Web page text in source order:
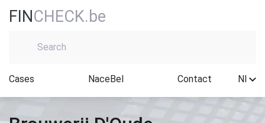
FINCHECK.be
Cases NaceBel Contact Nl